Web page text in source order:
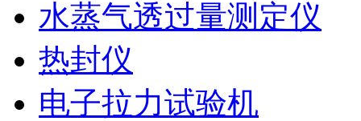
水蒸气透过量测定仪
热封仪
电子拉力试验机